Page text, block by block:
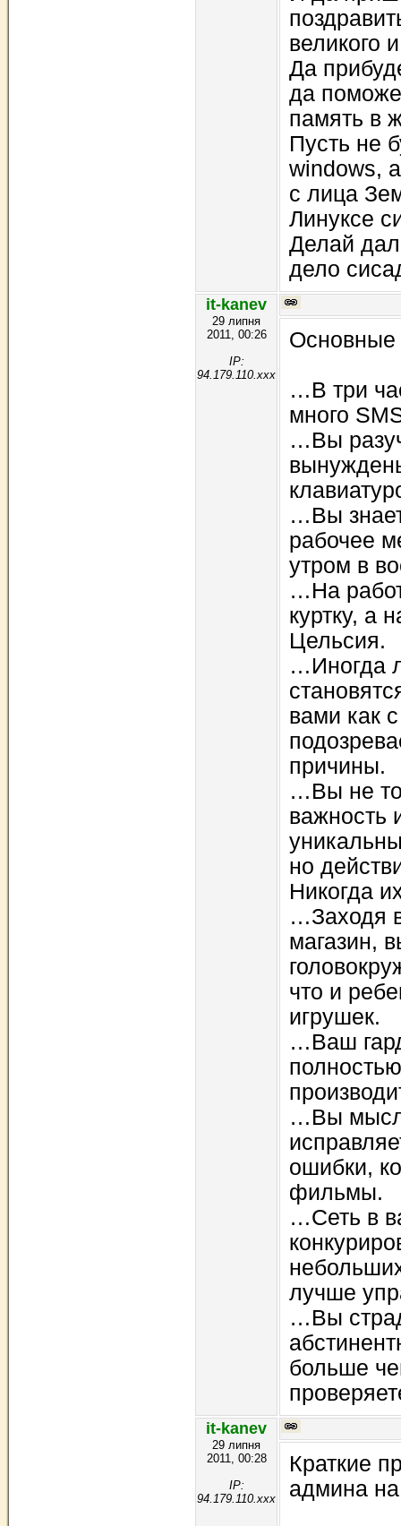
великого
Да
да
память в
Пусть не
windows,
с лица
Линуксе
Делай
дело
it-kanev
29 липня
2011, 00:26
IP:
94.179.110.xxx
Основные
…В три
много
…Вы
…Вы
рабочее
утром в
…На
куртку, а
Цельсия.
…Иногда
вами как
причины.
…Вы не
важность
но
Никогда
…Заходя
магазин,
что и
игрушек.
…Ваш
…Вы
ошибки,
фильмы.
…Сеть в
лучше
…Вы
больше
it-kanev
29 липня
2011, 00:28
IP:
94.179.110.xxx
Кpаткие
админа